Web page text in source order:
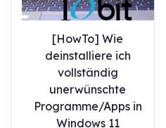
[HowTo] Wie
deinstalliere ich
vollständig
unerwünschte
Programme/Apps in
Windows 11